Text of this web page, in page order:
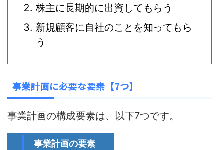
株主に長期的に出資してもらう
新規顧客に自社のことを知ってもら
う
事業計画に必要な要素【7つ】
事業計画の構成要素は、以下7つです。
事業計画の要素